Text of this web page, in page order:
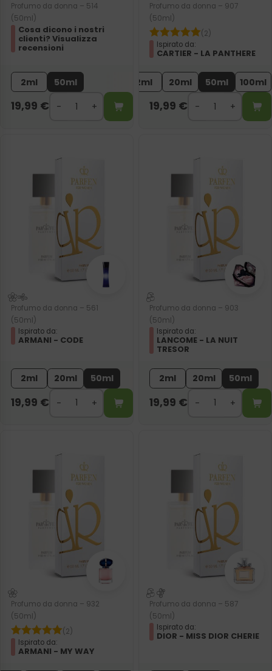
Profumo da donna – 514
(50ml)
Cosa dicono i nostri
clienti? Visualizza
recensioni
2ml 50ml
19,99 €
Profumo da donna – 907
(50ml)
(2)
Ispirato da:
CARTIER - LA PANTHERE
2ml 20ml 50ml 100ml
19,99 €
Profumo da donna – 561
(50ml)
Ispirato da:
ARMANI - CODE
2ml 20ml 50ml
19,99 €
Profumo da donna – 903
(50ml)
Ispirato da:
LANCOME - LA NUIT
TRESOR
2ml 20ml 50ml
19,99 €
Profumo da donna – 932
(50ml)
(2)
Ispirato da:
ARMANI - MY WAY
Profumo da donna – 587
(50ml)
Ispirato da:
DIOR - MISS DIOR CHERIE